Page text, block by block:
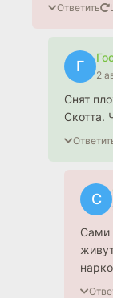
Ответить
Г
2
Снят
Скотта.
C
Сами